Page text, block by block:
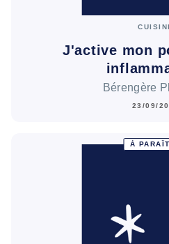
J'active mon
Bérengère
23/09/
À